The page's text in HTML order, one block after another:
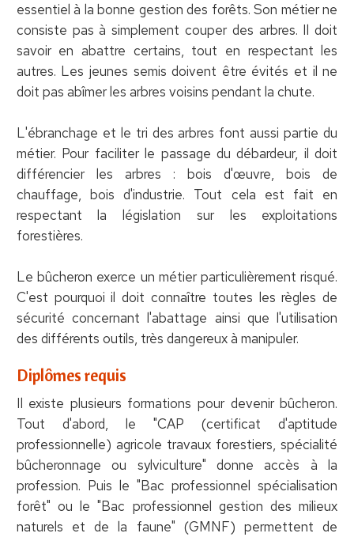
essentiel à la bonne gestion des forêts. Son métier ne
consiste pas à simplement couper des arbres. Il doit
savoir en abattre certains, tout en respectant les
autres. Les jeunes semis doivent être évités et il ne
doit pas abîmer les arbres voisins pendant la chute.
L'ébranchage et le tri des arbres font aussi partie du
métier. Pour faciliter le passage du débardeur, il doit
différencier les arbres : bois d'œuvre, bois de
chauffage, bois d'industrie. Tout cela est fait en
respectant la législation sur les exploitations
forestières.
Le bûcheron exerce un métier particulièrement risqué.
C'est pourquoi il doit connaître toutes les règles de
sécurité concernant l'abattage ainsi que l'utilisation
des différents outils, très dangereux à manipuler.
Diplômes requis
Il existe plusieurs formations pour devenir bûcheron.
Tout d'abord, le "CAP (certificat d'aptitude
professionnelle) agricole travaux forestiers, spécialité
bûcheronnage ou sylviculture" donne accès à la
profession. Puis le "Bac professionnel spécialisation
forêt" ou le "Bac professionnel gestion des milieux
naturels et de la faune" (GMNF) permettent de